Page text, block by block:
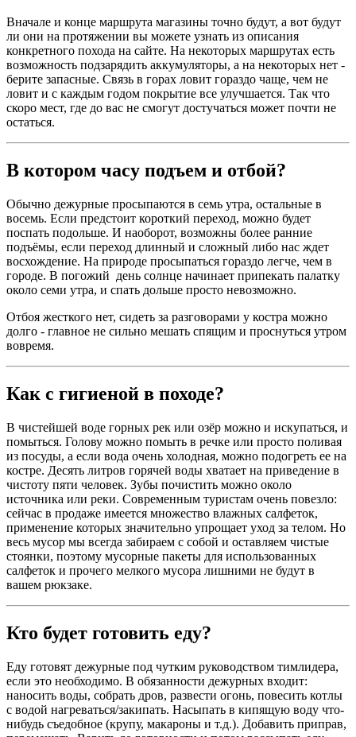
Вначале и конце маршрута магазины точно будут, а вот будут
ли они на протяжении вы можете узнать из описания
конкретного похода на сайте. На некоторых маршрутах есть
возможность подзарядить аккумуляторы, а на некоторых нет -
берите запасные. Связь в горах ловит гораздо чаще, чем не
ловит и с каждым годом покрытие все улучшается. Так что
скоро мест, где до вас не смогут достучаться может почти не
остаться.
В котором часу подъем и отбой?
Обычно дежурные просыпаются в семь утра, остальные в
восемь. Если предстоит короткий переход, можно будет
поспать подольше. И наоборот, возможны более ранние
подъёмы, если переход длинный и сложный либо нас ждет
восхождение. На природе просыпаться гораздо легче, чем в
городе. В погожий день солнце начинает припекать палатку
около семи утра, и спать дольше просто невозможно.
Отбоя жесткого нет, сидеть за разговорами у костра можно
долго - главное не сильно мешать спящим и проснуться утром
вовремя.
Как с гигиеной в походе?
В чистейшей воде горных рек или озёр можно и искупаться, и
помыться. Голову можно помыть в речке или просто поливая
из посуды, а если вода очень холодная, можно подогреть ее на
костре. Десять литров горячей воды хватает на приведение в
чистоту пяти человек. Зубы почистить можно около
источника или реки. Современным туристам очень повезло:
сейчас в продаже имеется множество влажных салфеток,
применение которых значительно упрощает уход за телом. Но
весь мусор мы всегда забираем с собой и оставляем чистые
стоянки, поэтому мусорные пакеты для использованных
салфеток и прочего мелкого мусора лишними не будут в
вашем рюкзаке.
Кто будет готовить еду?
Еду готовят дежурные под чутким руководством тимлидера,
если это необходимо. В обязанности дежурных входит:
наносить воды, собрать дров, развести огонь, повесить котлы
с водой нагреваться/закипать. Насыпать в кипящую воду что-
нибудь съедобное (крупу, макароны и т.д.). Добавить приправ,